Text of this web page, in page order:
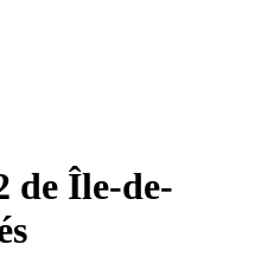
de Île-de-